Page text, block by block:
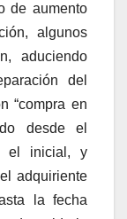
de aumento
algunos
aduciendo
del
“compra en
desde el
el inicial, y
adquiriente
la fecha